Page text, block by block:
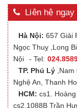
Liên hệ
Hà Nội: 657 Giải
Ngọc Thuỵ ,Long
Nội
- Tel:
TP. Phủ Lý
Nghệ An, Thanh
HCM: cs1.
cs2.1088B Trần